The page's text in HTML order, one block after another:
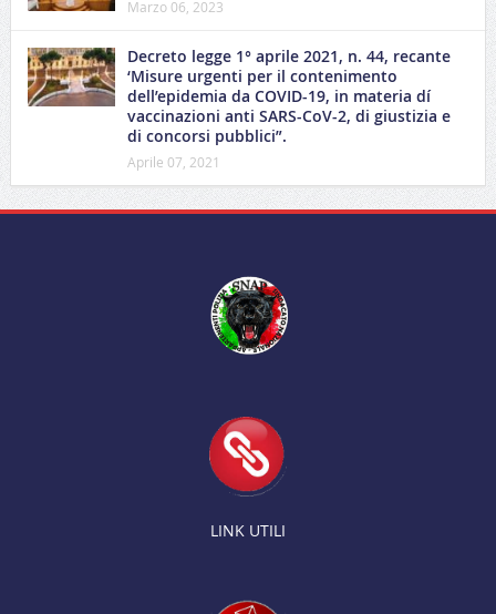
Marzo 06, 2023
Decreto legge 1° aprile 2021, n. 44, recante
‘Misure urgenti per il contenimento
dell’epidemia da COVID-19, in materia dí
vaccinazioni anti SARS-CoV-2, di giustizia e
di concorsi pubblici”.
Aprile 07, 2021
LINK UTILI